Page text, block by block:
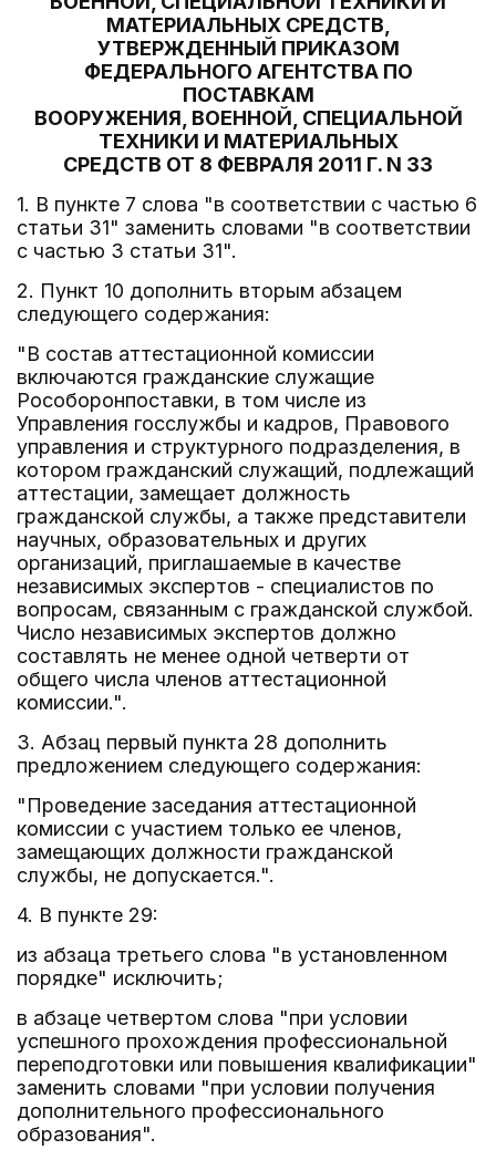
МАТЕРИАЛЬНЫХ СРЕДСТВ,
УТВЕРЖДЕННЫЙ ПРИКАЗОМ
ФЕДЕРАЛЬНОГО АГЕНТСТВА ПО
ПОСТАВКАМ
ВООРУЖЕНИЯ, ВОЕННОЙ, СПЕЦИАЛЬНОЙ
ТЕХНИКИ И МАТЕРИАЛЬНЫХ
СРЕДСТВ ОТ 8 ФЕВРАЛЯ 2011 Г. N 33
1. В пункте 7 слова "в соответствии с частью 6
статьи 31" заменить словами "в соответствии
с частью 3 статьи 31".
2. Пункт 10 дополнить вторым абзацем
следующего содержания:
"В состав аттестационной комиссии
включаются гражданские служащие
Рособоронпоставки, в том числе из
Управления госслужбы и кадров, Правового
управления и структурного подразделения, в
котором гражданский служащий, подлежащий
аттестации, замещает должность
гражданской службы, а также представители
научных, образовательных и других
организаций, приглашаемые в качестве
независимых экспертов - специалистов по
вопросам, связанным с гражданской службой.
Число независимых экспертов должно
составлять не менее одной четверти от
общего числа членов аттестационной
комиссии.".
3. Абзац первый пункта 28 дополнить
предложением следующего содержания:
"Проведение заседания аттестационной
комиссии с участием только ее членов,
замещающих должности гражданской
службы, не допускается.".
4. В пункте 29:
из абзаца третьего слова "в установленном
порядке" исключить;
в абзаце четвертом слова "при условии
успешного прохождения профессиональной
переподготовки или повышения квалификации"
заменить словами "при условии получения
дополнительного профессионального
образования".